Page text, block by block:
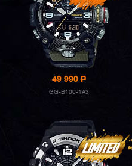
49 990P
GG-B100-1A3